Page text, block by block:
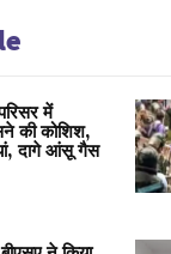
में
की कोशिश,
दागे आंसू गैस